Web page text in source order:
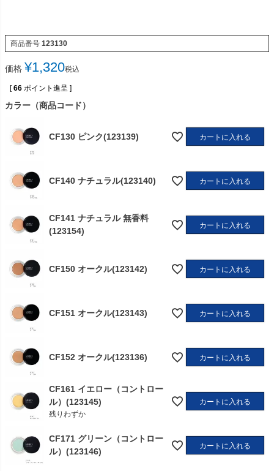
商品番号 123130
価格 ¥1,320税込
[ 66 ポイント進呈 ]
カラー（商品コード）
CF130 ピンク(123139) カートに入れる
CF140 ナチュラル(123140) カートに入れる
CF141 ナチュラル 無香料
(123154)
カートに入れる
CF150 オークル(123142) カートに入れる
CF151 オークル(123143) カートに入れる
CF152 オークル(123136) カートに入れる
CF161 イエロー（コントロー
ル）(123145)
残りわずか
カートに入れる
CF171 グリーン（コントロー
ル）(123146)
カートに入れる